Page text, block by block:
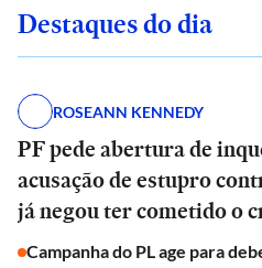
Destaques do dia
ROSEANN KENNEDY
PF pede abertura de
acusação de estupro
já negou ter cometido o
Campanha do PL age para